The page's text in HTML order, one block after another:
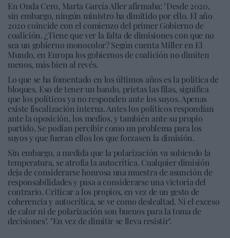
En Onda Cero, Marta García Aller afirmaba: "Desde 2020,
sin embargo, ningún ministro ha dimitido por ello. El año
2020 coincide con el comienzo del primer Gobierno de
coalición. ¿Tiene que ver la falta de dimisiones con que no
sea un gobierno monocolor? Según cuenta Miller en El
Mundo, en Europa los gobiernos de coalición no dimiten
menos, más bien al revés.
Lo que se ha fomentado en los últimos años es la política de
bloques. Eso de tener un bando, prietas las filas, significa
que los políticos ya no responden ante los suyos. Apenas
existe fiscalización interna. Antes los políticos respondían
ante la oposición, los medios, y también ante su propio
partido. Se podían percibir como un problema para los
suyos y que fueran ellos los que forzasen la dimisión.
Sin embargo, a medida que la polarización va subiendo la
temperatura, se atrofia la autocrítica. Cualquier dimisión
deja de considerarse honrosa una muestra de asunción de
responsabilidades y pasa a considerarse una victoria del
contrario. Criticar a los propios, en vez de un gesto de
coherencia y autocrítica, se ve como deslealtad. Ni el exceso
de calor ni de polarización son buenos para la toma de
decisiones". "En vez de dimitir se lleva resistir".